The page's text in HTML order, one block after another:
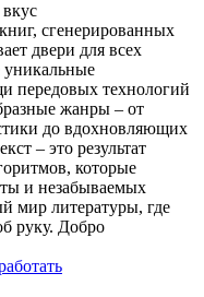
сгенерированных
двери для всех
уникальные
передовых технологий
жанры – от
до вдохновляющих
– это результат
которые
и незабываемых
мир литературы, где
руку. Добро